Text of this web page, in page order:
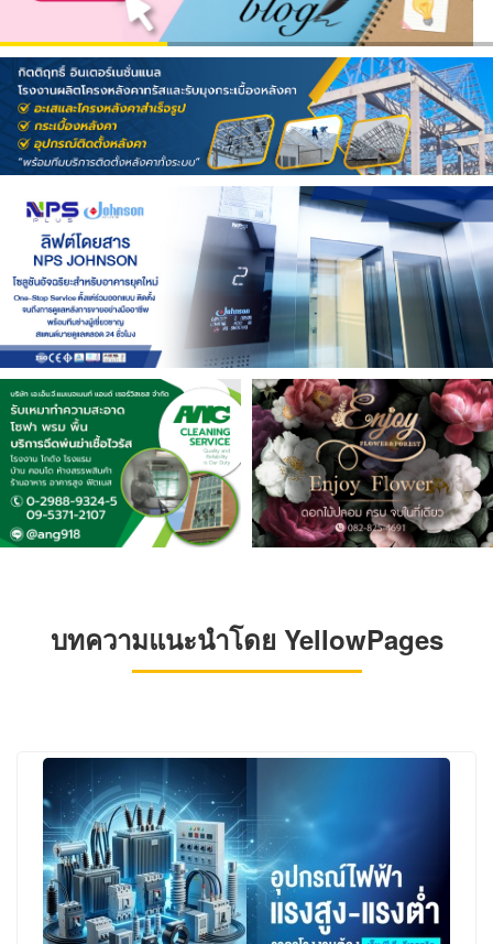
บทความแนะนำโดย YellowPages